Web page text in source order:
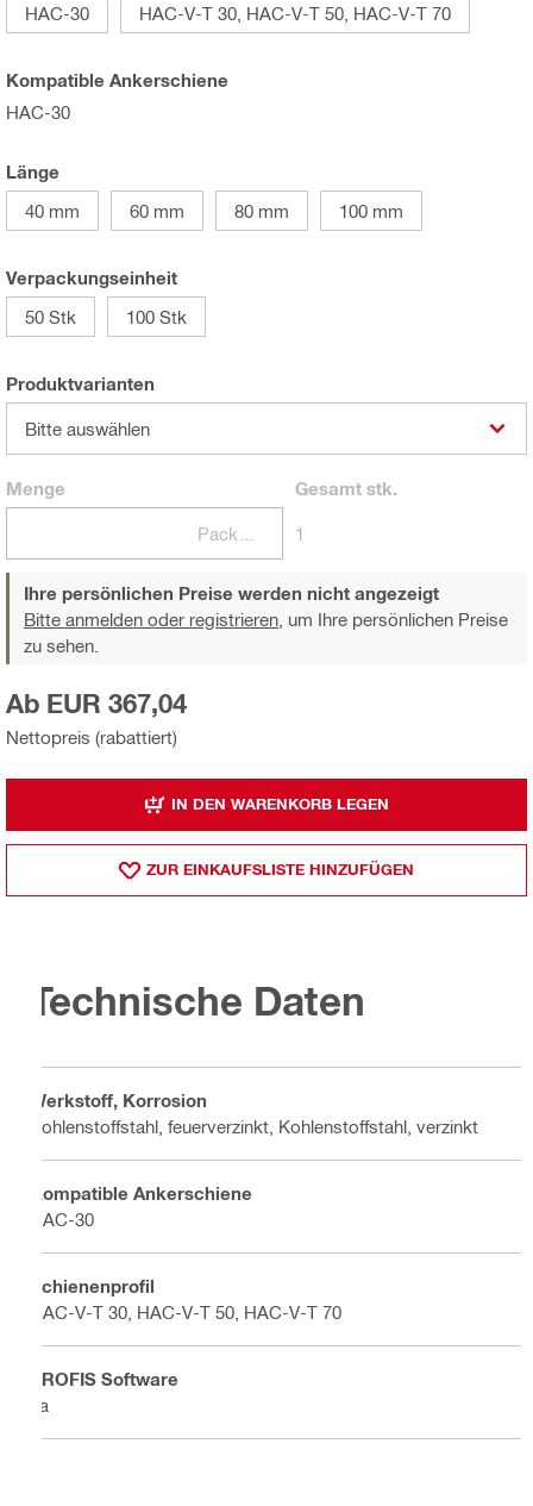
HAC-30
HAC-V-T 30, HAC-V-T 50, HAC-V-T 70
Kompatible Ankerschiene
HAC-30
Länge
40 mm
60 mm 80 mm 100 mm
Verpackungseinheit
50 Stk
100 Stk
Produktvarianten
Bitte auswählen
Menge Gesamtstk.
1
Ihre persönlichen Preise werden nicht angezeigt
Bitte anmelden oder registrieren, um Ihre persönlichen Preise
zu sehen.
Nettopreis (rabattiert)
Ab EUR 367,04
IN DEN WARENKORB LEGEN
ZUR EINKAUFSLISTE HINZUFÜGEN
Technische Daten
Werkstoff, Korrosion
Kohlenstoffstahl, feuerverzinkt, Kohlenstoffstahl, verzinkt
Kompatible Ankerschiene
HAC-30
Schienenprofil
HAC-V-T 30, HAC-V-T 50, HAC-V-T 70
PROFIS Software
Ja